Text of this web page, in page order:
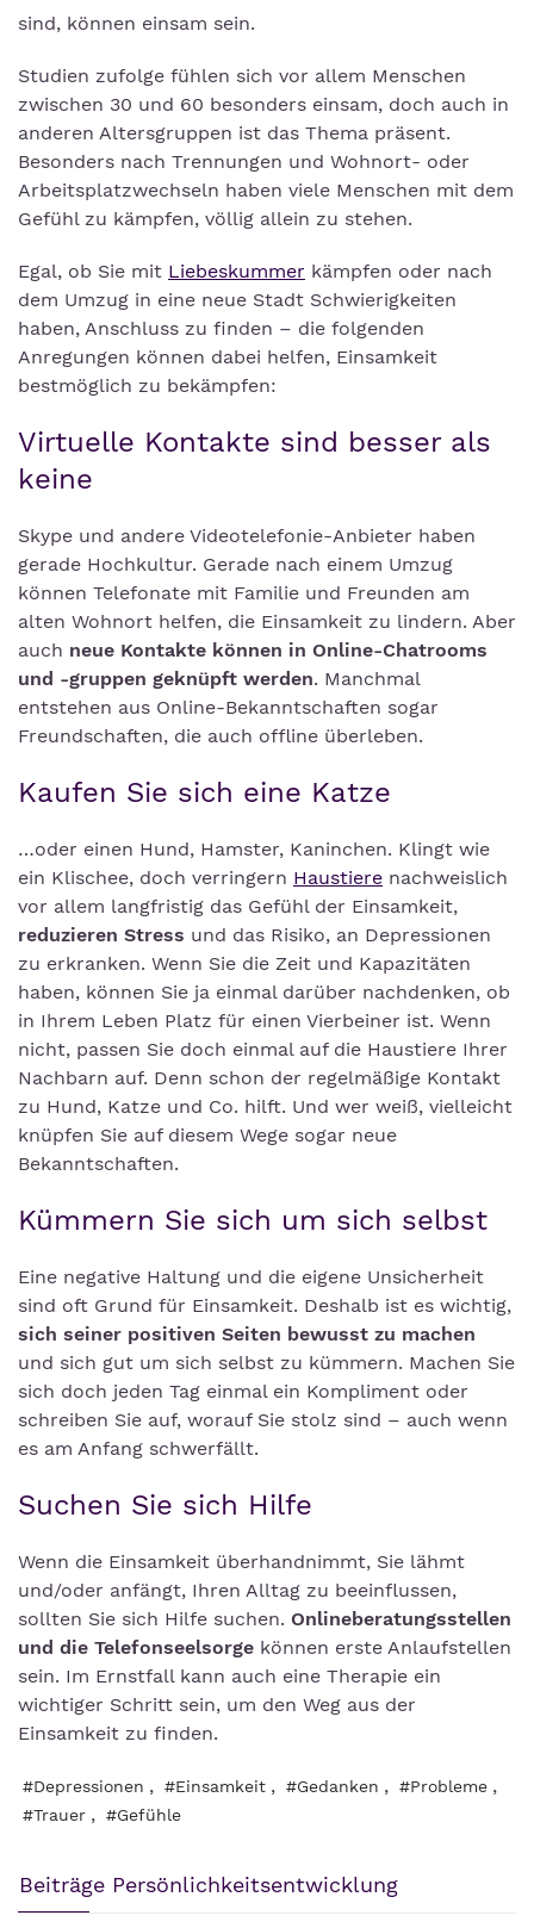
sind, können einsam sein.
Studien zufolge fühlen sich vor allem Menschen
zwischen 30 und 60 besonders einsam, doch auch in
anderen Altersgruppen ist das Thema präsent.
Besonders nach Trennungen und Wohnort- oder
Arbeitsplatzwechseln haben viele Menschen mit dem
Gefühl zu kämpfen, völlig allein zu stehen.
Egal, ob Sie mit Liebeskummer kämpfen oder nach
dem Umzug in eine neue Stadt Schwierigkeiten
haben, Anschluss zu finden – die folgenden
Anregungen können dabei helfen, Einsamkeit
bestmöglich zu bekämpfen:
Virtuelle Kontakte sind besser als
keine
Skype und andere Videotelefonie-Anbieter haben
gerade Hochkultur. Gerade nach einem Umzug
können Telefonate mit Familie und Freunden am
alten Wohnort helfen, die Einsamkeit zu lindern. Aber
auch neue Kontakte können in Online-Chatrooms
und -gruppen geknüpft werden. Manchmal
entstehen aus Online-Bekanntschaften sogar
Freundschaften, die auch offline überleben.
Kaufen Sie sich eine Katze
…oder einen Hund, Hamster, Kaninchen. Klingt wie
ein Klischee, doch verringern Haustiere nachweislich
vor allem langfristig das Gefühl der Einsamkeit,
reduzieren Stress und das Risiko, an Depressionen
zu erkranken. Wenn Sie die Zeit und Kapazitäten
haben, können Sie ja einmal darüber nachdenken, ob
in Ihrem Leben Platz für einen Vierbeiner ist. Wenn
nicht, passen Sie doch einmal auf die Haustiere Ihrer
Nachbarn auf. Denn schon der regelmäßige Kontakt
zu Hund, Katze und Co. hilft. Und wer weiß, vielleicht
knüpfen Sie auf diesem Wege sogar neue
Bekanntschaften.
Kümmern Sie sich um sich selbst
Eine negative Haltung und die eigene Unsicherheit
sind oft Grund für Einsamkeit. Deshalb ist es wichtig,
sich seiner positiven Seiten bewusst zu machen
und sich gut um sich selbst zu kümmern. Machen Sie
sich doch jeden Tag einmal ein Kompliment oder
schreiben Sie auf, worauf Sie stolz sind – auch wenn
es am Anfang schwerfällt.
Suchen Sie sich Hilfe
Wenn die Einsamkeit überhandnimmt, Sie lähmt
und/oder anfängt, Ihren Alltag zu beeinflussen,
sollten Sie sich Hilfe suchen. Onlineberatungsstellen
und die Telefonseelsorge können erste Anlaufstellen
sein. Im Ernstfall kann auch eine Therapie ein
wichtiger Schritt sein, um den Weg aus der
Einsamkeit zu finden.
#Depressionen , #Einsamkeit , #Gedanken , #Probleme ,
#Trauer , #Gefühle
Beiträge Persönlichkeitsentwicklung